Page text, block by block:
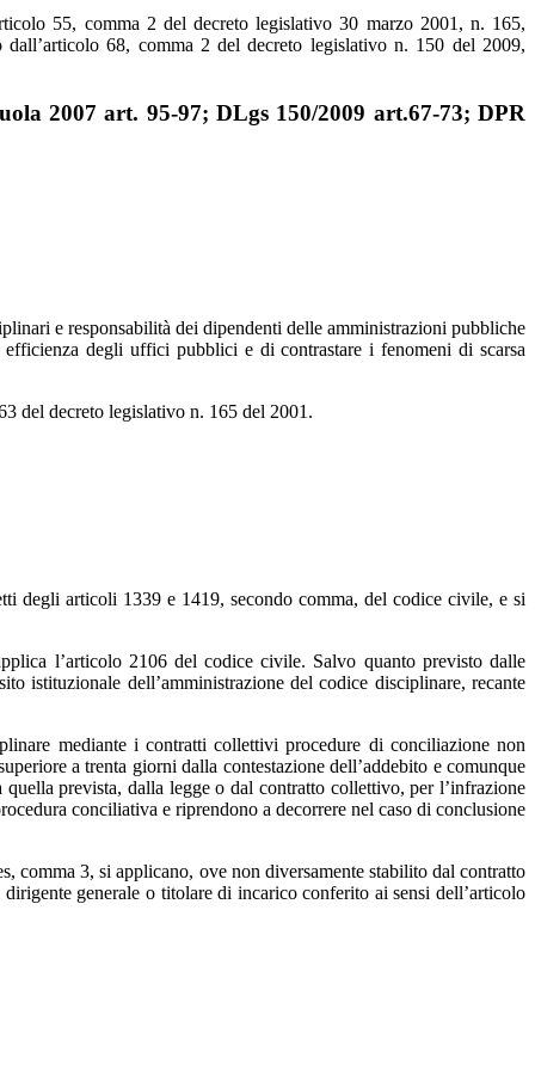
55, comma 2 del decreto legislativo 30 marzo 2001, n. 165,
dall’articolo 68, comma 2 del decreto legislativo n. 150 del 2009,
2007 art. 95-97; DLgs 150/2009 art.67-73; DPR
e responsabilità dei dipendenti delle amministrazioni pubbliche
degli uffici pubblici e di contrastare i fenomeni di scarsa
del decreto legislativo n. 165 del 2001.
degli articoli 1339 e 1419, secondo comma, del codice civile, e si
l’articolo 2106 del codice civile. Salvo quanto previsto dalle
istituzionale dell’amministrazione del codice disciplinare, recante
mediante i contratti collettivi procedure di conciliazione non
a trenta giorni dalla contestazione dell’addebito e comunque
prevista, dalla legge o dal contratto collettivo, per l’infrazione
conciliativa e riprendono a decorrere nel caso di conclusione
comma 3, si applicano, ove non diversamente stabilito dal contratto
generale o titolare di incarico conferito ai sensi dell’articolo